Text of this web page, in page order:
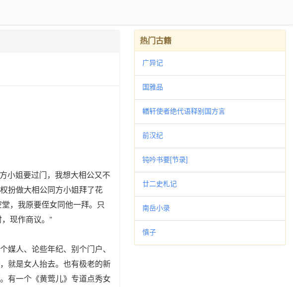
小姐要过门，我想大相公又不
扮做大相公同方小姐拜了花
，我原要侄女同他一拜。只
现作商议。”
人、论些年纪、别个门户、
就是女人抬去。也有极老的新
有一个《黄莺儿》专道点秀女
热门古籍
广异记
国雅品
輶轩使者绝代语释别国方言
前汉纪
钝吟书要[节录]
廿二史札记
南岳小录
慎子